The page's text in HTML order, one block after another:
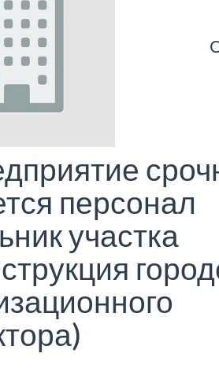
персонал
участка